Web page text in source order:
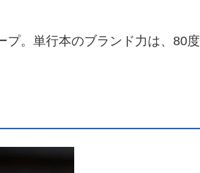
プ。単行本のブランド力は、80度